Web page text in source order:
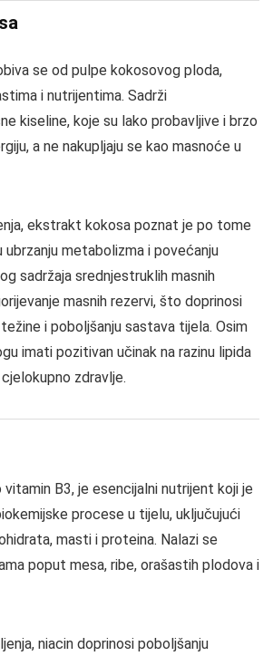
se od pulpe kokosovog ploda,
i nutrijentima. Sadrži
kiseline, koje su lako probavljive i brzo
a ne nakupljaju se kao masnoće u
ekstrakt kokosa poznat je po tome
metabolizma i povećanju
sadržaja srednjestruklih masnih
masnih rezervi, što doprinosi
i poboljšanju sastava tijela. Osim
imati pozitivan učinak na razinu lipida
zdravlje.
vitamin B3, je esencijalni nutrijent koji je
procese u tijelu, uključujući
masti i proteina. Nalazi se
poput mesa, ribe, orašastih plodova i
niacin doprinosi poboljšanju